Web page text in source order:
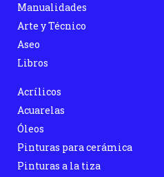
Manualidades
Arte y Técnico
Aseo
Libros
Acrílicos
Acuarelas
Óleos
Pinturas para cerámica
Pinturas a la tiza